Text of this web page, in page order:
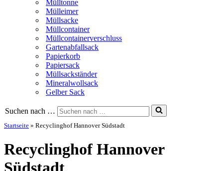
Mülltonne
Mülleimer
Müllsacke
Müllcontainer
Müllcontainerverschluss
Gartenabfallsack
Papierkorb
Papiersack
Müllsackständer
Mineralwollsack
Gelber Sack
Suchen nach …
Startseite » Recyclinghof Hannover Südstadt
Recyclinghof Hannover